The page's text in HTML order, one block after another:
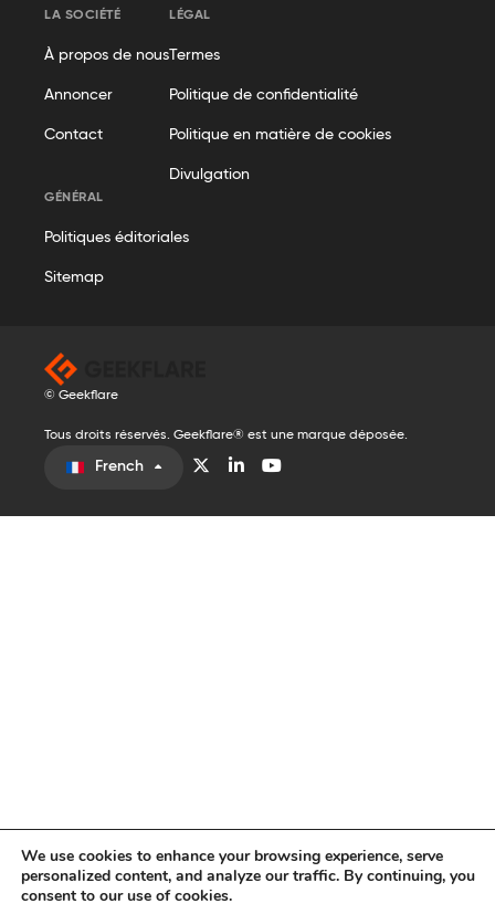
LA SOCIÉTÉ
À propos de nous
Annoncer
Contact
LÉGAL
Termes
Politique de confidentialité
Politique en matière de cookies
Divulgation
GÉNÉRAL
Politiques éditoriales
Sitemap
© Geekflare
Tous droits réservés. Geekflare® est une marque déposée.
French
We use cookies to enhance your browsing experience, serve
personalized content, and analyze our traffic. By continuing, you
consent to our use of cookies.